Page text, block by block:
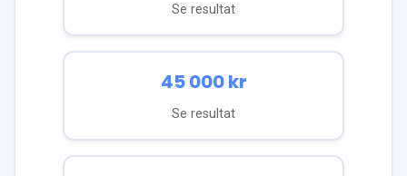
Se resultat
45 000kr
Se resultat